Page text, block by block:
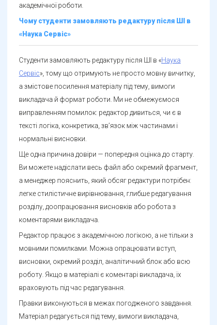
академічної роботи.
Чому студенти замовляють редактуру після ШІ в
«Наука Сервіс»
Студенти замовляють редактуру після ШІ в «Наука
Сервіс», тому що отримують не просто мовну вичитку,
а змістове посилення матеріалу під тему, вимоги
викладача й формат роботи. Ми не обмежуємося
виправленням помилок: редактор дивиться, чи є в
тексті логіка, конкретика, зв’язок між частинами і
нормальні висновки.
Ще одна причина довіри — попередня оцінка до старту.
Ви можете надіслати весь файл або окремий фрагмент,
а менеджер пояснить, який обсяг редактури потрібен:
легке стилістичне вирівнювання, глибше редагування
розділу, доопрацювання висновків або робота з
коментарями викладача.
Редактор працює з академічною логікою, а не тільки з
мовними помилками. Можна опрацювати вступ,
висновки, окремий розділ, аналітичний блок або всю
роботу. Якщо в матеріалі є коментарі викладача, їх
враховують під час редагування.
Правки виконуються в межах погодженого завдання.
Матеріал редагується під тему, вимоги викладача,